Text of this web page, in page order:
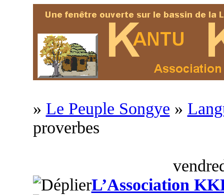
» Le Peuple Songye »
proverbes
L’Association